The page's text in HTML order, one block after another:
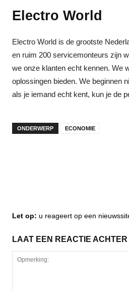
Electro World
Electro World is de grootste
en ruim 200 servicemonteurs zijn
we onze klanten echt kennen. We
oplossingen bieden. We beginnen
als je iemand echt kent, kun je de
ONDERWERP ECONOMIE
Let op: u reageert op een
LAAT EEN REACTIE ACHTER